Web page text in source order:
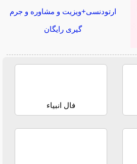
ارتودنسی+ویزیت و مشاوره و جرم
گیری رایگان
فال انبیاء